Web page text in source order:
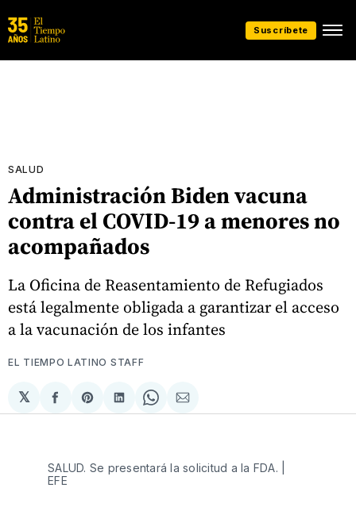
Suscríbete
SALUD
Administración Biden vacuna
contra el COVID-19 a menores no
acompañados
La Oficina de Reasentamiento de Refugiados
está legalmente obligada a garantizar el acceso
a la vacunación de los infantes
EL TIEMPO LATINO STAFF
𝕏
Compartir
en
Share
on
Compartir
en
Share
on
Compartir
via
SALUD. Se presentará la solicitud a la FDA. |
EFE